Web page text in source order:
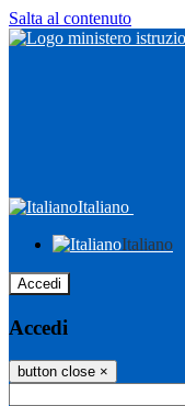
Salta al contenuto
Italiano
Italiano
Accedi
Accedi
button close ×